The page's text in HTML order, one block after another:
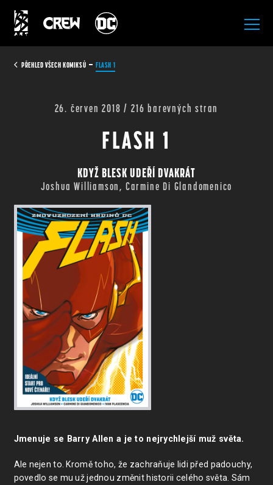
PŘEHLED VŠECH KOMIKSŮ FLASH 1
26. červen 2018 / 216 barevných stran
FLASH 1
KDYŽ BLESK UDEŘÍ DVAKRÁT
Joshua Williamson, Carmine Di Glandomenico
Jmenuje se Barry Allen a je to nejrychlejší muž světa.
Ale nejen to. Kromě toho, že zachraňuje lidi před padouchy,
povedlo se mu už jednou změnit historii celého světa. Sám